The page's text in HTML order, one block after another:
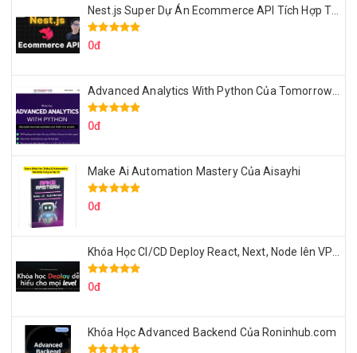
0đ
0đ
Make Ai Automation Mastery Của Aisayhi
0đ
0đ
Khóa Học Advanced Backend Của Roninhub.com